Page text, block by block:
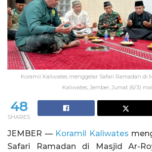
Koramil Kaliwates menggelar Safari Ramadan di
Kaliwates, Jember, Jumat (6/3)
48
SHARES
JEMBER — Koramil Kaliwates
Safari Ramadan di Masjid Ar-